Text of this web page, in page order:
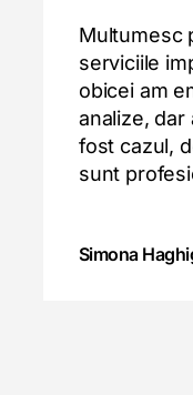
Multumesc
serviciile
obicei am
analize, dar
fost cazul,
sunt
Simona